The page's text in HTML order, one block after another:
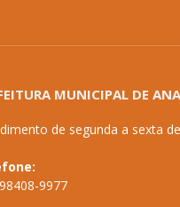
MUNICIPAL DE
de segunda a sexta
9977